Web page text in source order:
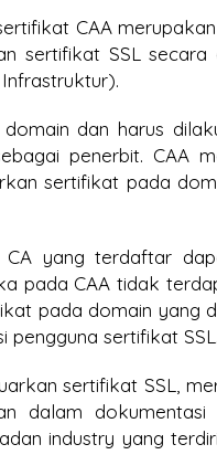
CAA
sertifikat SSL
dan harus
penerbit. CAA
sertifikat pada
yang terdaftar
pada CAA tidak
pada domain yang
sertifikat SSL.
sertifikat SSL,
dalam
industry yang